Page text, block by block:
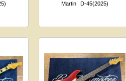
Martin D-45(2025)